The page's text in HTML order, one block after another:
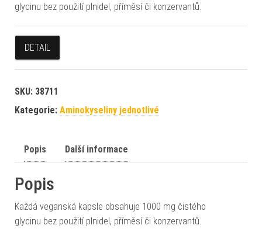
glycinu bez použití plnidel, příměsí či konzervantů.
DETAIL
SKU: 38711
Kategorie: Aminokyseliny jednotlivé
Popis Další informace
Popis
Každá veganská kapsle obsahuje 1000 mg čistého
glycinu bez použití plnidel, příměsí či konzervantů.